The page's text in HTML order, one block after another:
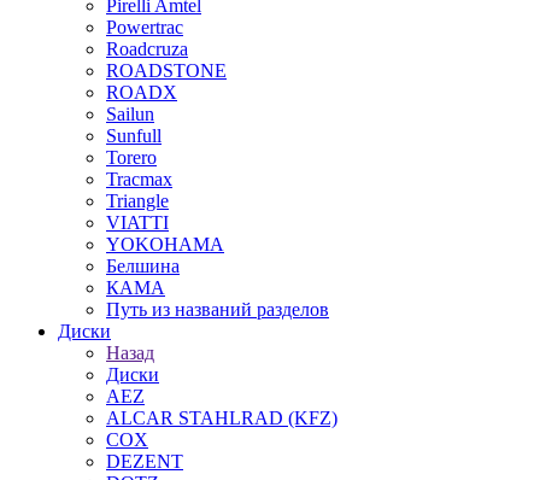
Pirelli Amtel
Powertrac
Roadcruza
ROADSTONE
ROADX
Sailun
Sunfull
Torero
Tracmax
Triangle
VIATTI
YOKOHAMA
Белшина
КАМА
Путь из названий разделов
Диски
Назад
Диски
AEZ
ALCAR STAHLRAD (KFZ)
COX
DEZENT